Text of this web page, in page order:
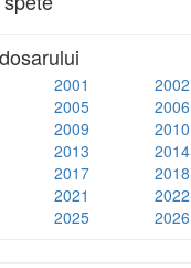
2001 2002
2005 2006
2009 2010
2013 2014
2017 2018
2021 2022
2025 2026